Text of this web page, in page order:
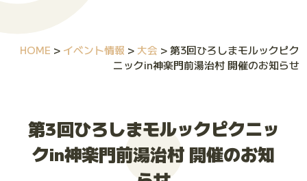
お問い合わせ
大会お申し込み
HOME > イベント情報 > 大会 >第3回ひろしまモルックピク
ニックin神楽門前湯治村 開催のお知らせ
第3回ひろしまモルックピクニッ
クin神楽門前湯治村 開催のお知